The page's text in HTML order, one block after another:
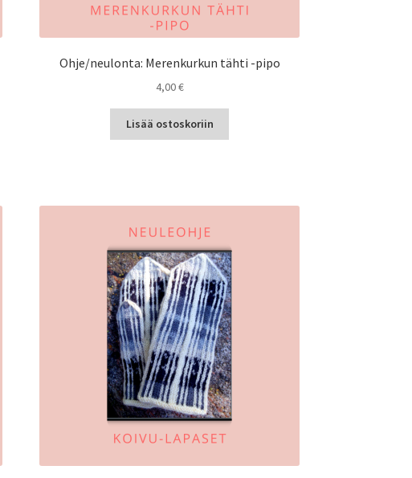
Ohje/neulonta: Merenkurkun tähti -pipo
4,00€
Lisää ostoskoriin